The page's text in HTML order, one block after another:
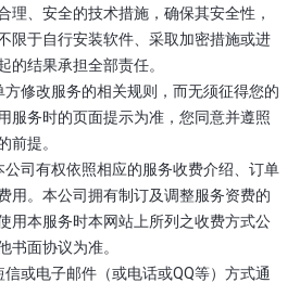
理、安全的技术措施，确保其安全性，
限于自行安装软件、采取加密措施或进
的结果承担全部责任。
修改服务的相关规则，而无须征得您的
服务时的页面提示为准，您同意并遵照
前提。
司有权依照相应的服务收费介绍、订单
用。本公司拥有制订及调整服务资费的
用本服务时本网站上所列之收费方式公
书面协议为准。
或电子邮件（或电话或QQ等）方式通